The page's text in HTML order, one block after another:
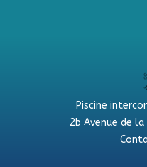
Piscine
2b Avenue de la